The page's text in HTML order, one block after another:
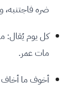
ضره فاجتنبه،
كل يوم يُقال:
مات عمر.
أخوف ما أخاف